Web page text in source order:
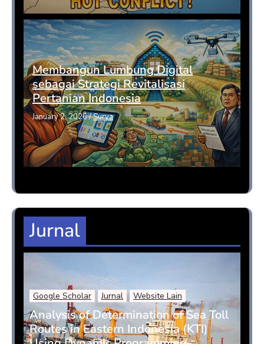
Membangun Lumbung Digital
sebagai Strategi Revitalisasi
Pertanian Indonesia
January 2, 2026/Surya
Jurnal
Google Scholar Jurnal Website Lain
Analysis of Determination of Sea Toll
Routes in Eastern Indonesia (KTI)